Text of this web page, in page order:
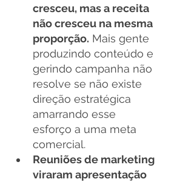
cresceu, mas a receita
não cresceu na mesma
proporção. Mais gente
produzindo conteúdo e
gerindo campanha não
resolve se não existe
direção estratégica
amarrando esse
esforço a uma meta
comercial.
Reuniões de marketing
viraram apresentação